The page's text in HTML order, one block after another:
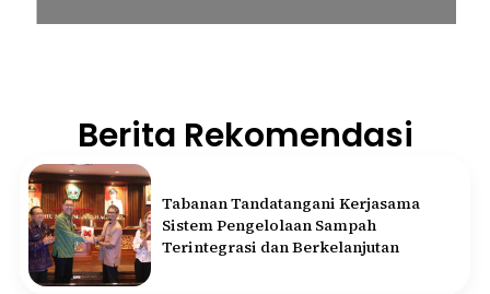
Berita Rekomendasi
Tabanan Tandatangani Kerjasama
Sistem Pengelolaan Sampah
Terintegrasi dan Berkelanjutan